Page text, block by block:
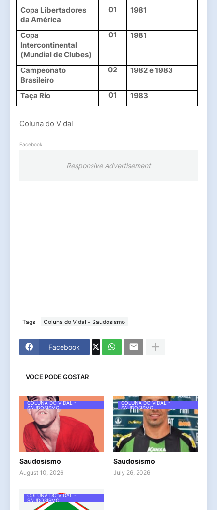
Copa Libertadores
da América
01 1981
Copa
Intercontinental
(Mundial de Clubes)
01 1981
Campeonato
Brasileiro
02 1982 e 1983
Taça Rio 01 1983
Coluna do Vidal
Facebook
Responsive Advertisement
Tags Coluna do Vidal - Saudosismo
Facebook
VOCÊ PODE GOSTAR
COLUNA DO VIDAL -
SAUDOSISMO
Saudosismo
August 10, 2026
COLUNA DO VIDAL -
SAUDOSISMO
Saudosismo
July 26, 2026
COLUNA DO VIDAL -
SAUDOSISMO